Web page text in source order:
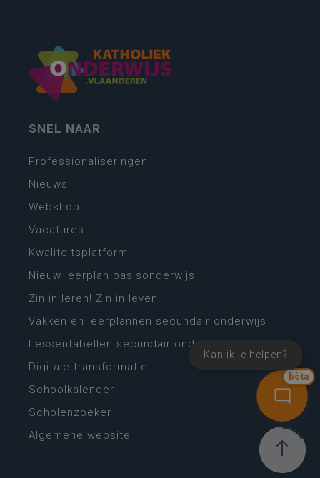
bèta
Kan ik je helpen?
SNEL NAAR
Professionaliseringen
Nieuws
Webshop
Vacatures
Kwaliteitsplatform
Nieuw leerplan basisonderwijs
Zin in leren! Zin in leven!
Vakken en leerplannen secundair onderwijs
Lessentabellen secundair onderwijs
Digitale transformatie
Schoolkalender
Scholenzoeker
Algemene website